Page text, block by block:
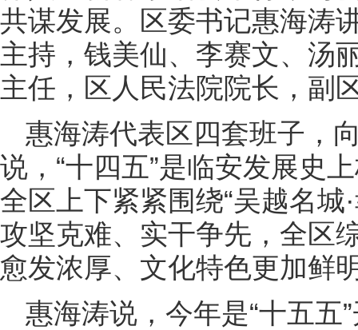
共谋发展。区委书记惠海涛
主持，钱美仙、李赛文、汤
主任，区人民法院院长，副
惠海涛代表区四套班子，
说，“十四五”是临安发展史
全区上下紧紧围绕“吴越名城
攻坚克难、实干争先，全区
愈发浓厚、文化特色更加鲜
惠海涛说，今年是“十五五